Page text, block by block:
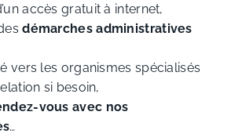
accès gratuit à internet,
démarches administratives
vers les organismes spécialisés
si besoin,
vous avec nos
…